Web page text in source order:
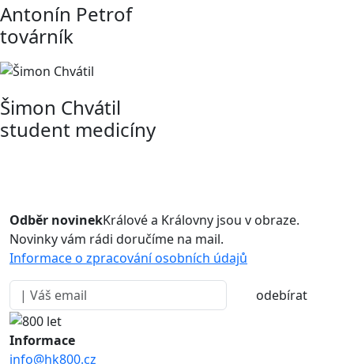
Antonín Petrof
továrník
Šimon Chvátil
student medicíny
Odběr novinekKrálové a Královny jsou v obraze.
Novinky vám rádi doručíme na mail.
Informace o zpracování osobních údajů
odebírat
Informace
info@hk800.cz